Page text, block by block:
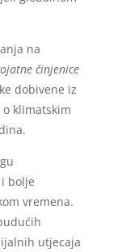
na
činjenice
dobivene iz
klimatskim
bolje
vremena.
utjecaja